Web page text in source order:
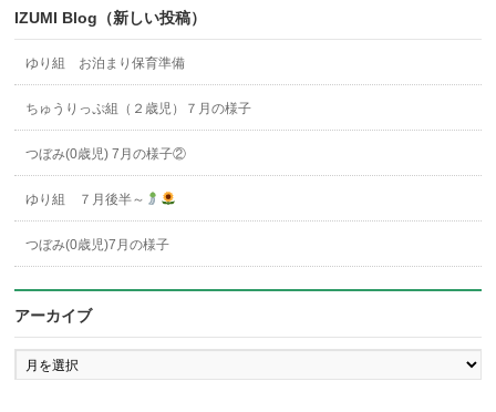
IZUMI Blog（新しい投稿）
ゆり組 お泊まり保育準備
ちゅうりっぷ組（２歳児）７月の様子
つぼみ(0歳児) 7月の様子②
ゆり組 ７月後半～
つぼみ(0歳児)7月の様子
アーカイブ
ア
ー